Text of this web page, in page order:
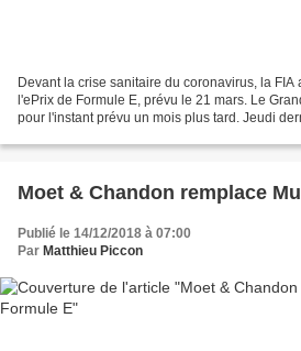
Devant la crise sanitaire du coronavirus, la
l'ePrix de Formule E, prévu le 21 mars. Le
pour l'instant prévu un mois plus tard. Jeudi
Moet & Chandon remplace
Publié le 14/12/2018 à 07:00
Par Matthieu Piccon